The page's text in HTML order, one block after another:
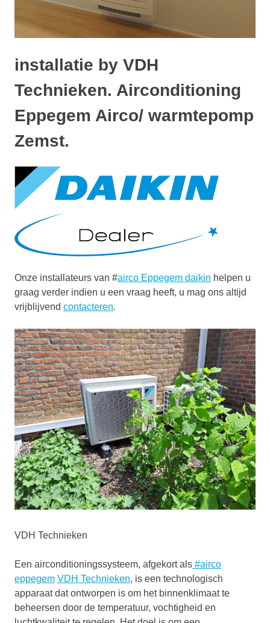
installatie by VDH
Technieken. Airconditioning
Eppegem Airco/ warmtepomp
Zemst.
Onze installateurs van #airco Eppegem daikin helpen u
graag verder indien u een vraag heeft, u mag ons altijd
vrijblijvend contacteren.
VDH Technieken
Een airconditioningssysteem, afgekort als #airco
eppegem VDH Technieken, is een technologisch
apparaat dat ontworpen is om het binnenklimaat te
beheersen door de temperatuur, vochtigheid en